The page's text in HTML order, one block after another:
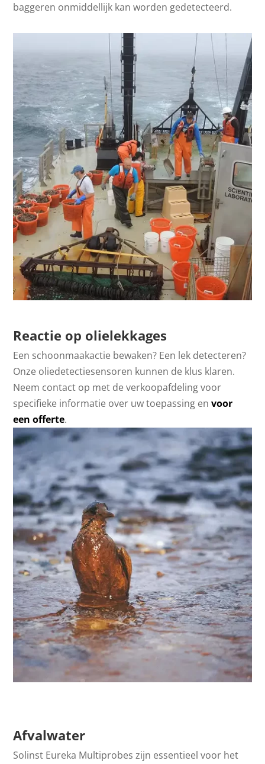
baggeren onmiddellijk kan worden gedetecteerd.
Reactie op olielekkages
Een schoonmaakactie bewaken? Een lek detecteren?
Onze oliedetectiesensoren kunnen de klus klaren.
Neem contact op met de verkoopafdeling voor
specifieke informatie over uw toepassing envoor
een offerte.
Afvalwater
Solinst Eureka Multiprobes zijn essentieel voor het